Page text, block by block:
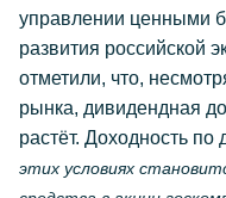
управлении ценными
развития российской
отметили, что,
рынка, дивидендная
растёт. Доходность по
этих условиях